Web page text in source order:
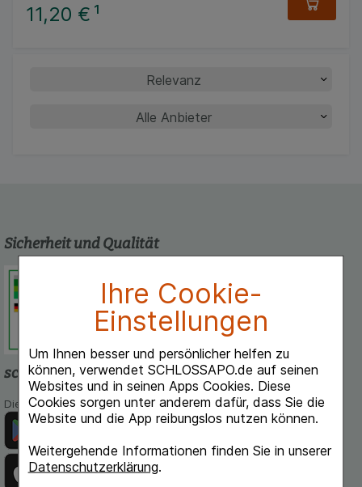
Ihre Cookie-
Einstellungen
Um Ihnen besser und persönlicher helfen zu
können, verwendet SCHLOSSAPO.de auf seinen
Websites und in seinen Apps Cookies. Diese
Cookies sorgen unter anderem dafür, dass Sie die
Website und die App reibungslos nutzen können.
Weitergehende Informationen finden Sie in unserer
Datenschutzerklärung.
11,20 € ¹
Sicherheit und Qualität
Deutschen Institut für Medizinische
Dokumentation und Information.
schlossapo.de-App
Die App von schlossapo.de jetzt mit E-Rezept-Scanner